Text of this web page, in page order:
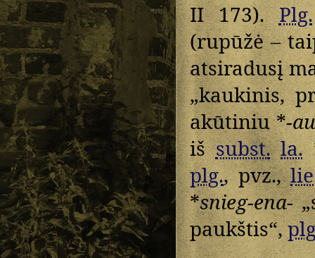
II 173).Plg.
(rupūžė –
atsiradusį
„kaukinis,
akūtiniu *-
išsubst. la.
plg., pvz.,
*snieg-ena-
paukštis“,